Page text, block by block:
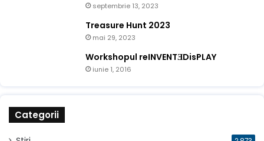
septembrie 13, 2023
Treasure Hunt 2023
mai 29, 2023
Workshopul reINVENTƎDisPLAY
iunie 1, 2016
Categorii